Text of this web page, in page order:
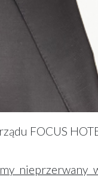
FOCUS
nieprzerwany